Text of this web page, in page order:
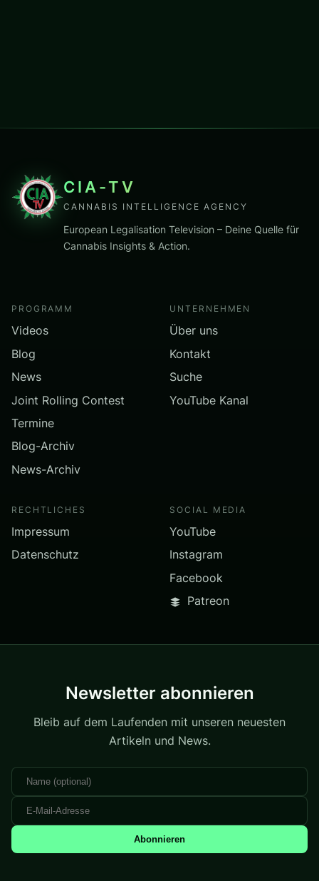
CIA-TV
CANNABIS INTELLIGENCE AGENCY
European Legalisation Television – Deine Quelle für
Cannabis Insights & Action.
PROGRAMM
Videos
Blog
News
Joint Rolling Contest
Termine
Blog-Archiv
News-Archiv
UNTERNEHMEN
Über uns
Kontakt
Suche
YouTube Kanal
RECHTLICHES
Impressum
Datenschutz
SOCIAL MEDIA
YouTube
Instagram
Facebook
Patreon
Newsletter abonnieren
Bleib auf dem Laufenden mit unseren neuesten
Artikeln und News.
Abonnieren